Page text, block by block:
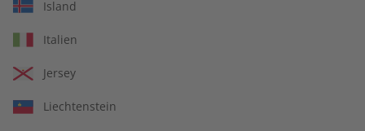
Island
Italien
Jersey
Liechtenstein